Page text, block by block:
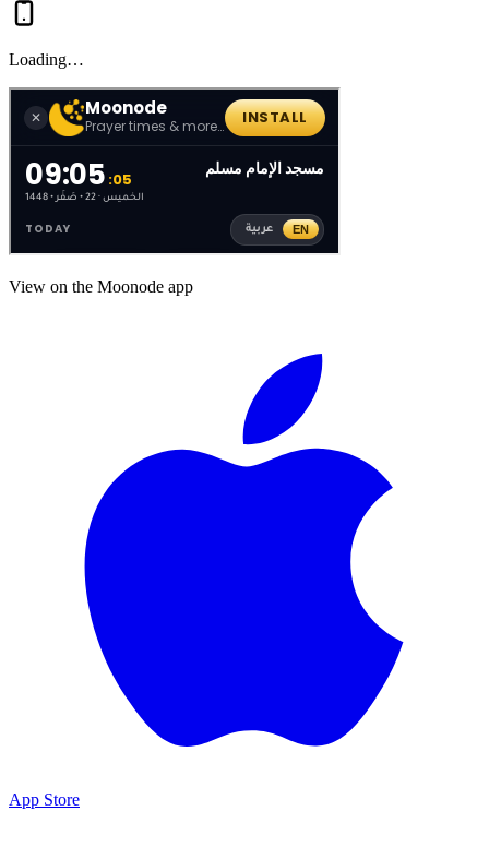
Loading…
View on the Moonode app
App Store